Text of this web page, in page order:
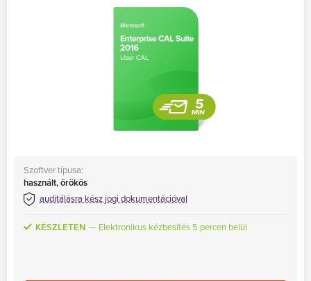
Szoftver típusa:
használt, örökös
auditálásra kész jogi dokumentációval
KÉSZLETEN Elektronikus kézbesítés 5 percen belül